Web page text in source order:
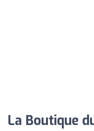
La Boutique